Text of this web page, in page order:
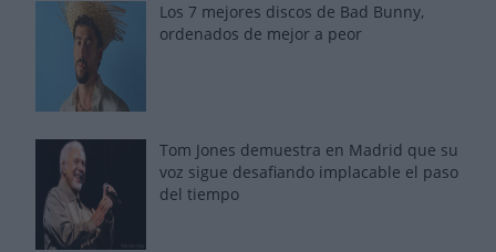
Los 7 mejores discos de Bad Bunny,
ordenados de mejor a peor
Tom Jones demuestra en Madrid que su
voz sigue desafiando implacable el paso
del tiempo